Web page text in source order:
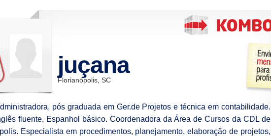
juçana
Florianópolis, SC
pós graduada em Ger.de Projetos e técnica em contabilidade.
fluente, Espanhol básico. Coordenadora da Área de Cursos da CDL de
Especialista em procedimentos, planejamento, elaboração de projetos,